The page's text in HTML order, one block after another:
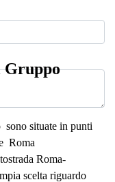
Gruppo
situate in punti
Roma
Roma-
scelta riguardo